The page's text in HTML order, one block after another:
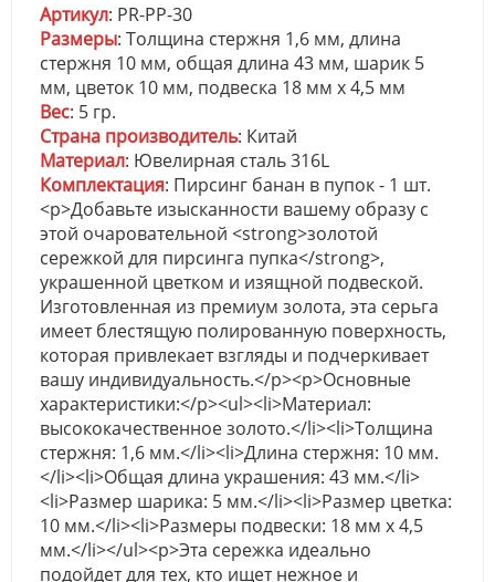
Артикул: PR-PP-30
Размеры: Толщина стержня 1,6 мм, длина
стержня 10 мм, общая длина 43 мм, шарик 5
мм, цветок 10 мм, подвеска 18 мм х 4,5 мм
Вес: 5 гр.
Страна производитель: Китай
Материал: Ювелирная сталь 316L
Комплектация: Пирсинг банан в пупок - 1 шт.
<p>Добавьте изысканности вашему образу с
этой очаровательной <strong>золотой
сережкой для пирсинга пупка</strong>,
украшенной цветком и изящной подвеской.
Изготовленная из премиум золота, эта серьга
имеет блестящую полированную поверхность,
которая привлекает взгляды и подчеркивает
вашу индивидуальность.</p><p>Основные
характеристики:</p><ul><li>Материал:
высококачественное золото.</li><li>Толщина
стержня: 1,6 мм.</li><li>Длина стержня: 10 мм.
</li><li>Общая длина украшения: 43 мм.</li>
<li>Размер шарика: 5 мм.</li><li>Размер цветка:
10 мм.</li><li>Размеры подвески: 18 мм х 4,5
мм.</li></ul><p>Эта сережка идеально
подойдет для тех, кто ищет нежное и